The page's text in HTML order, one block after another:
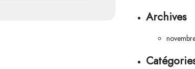
Archives